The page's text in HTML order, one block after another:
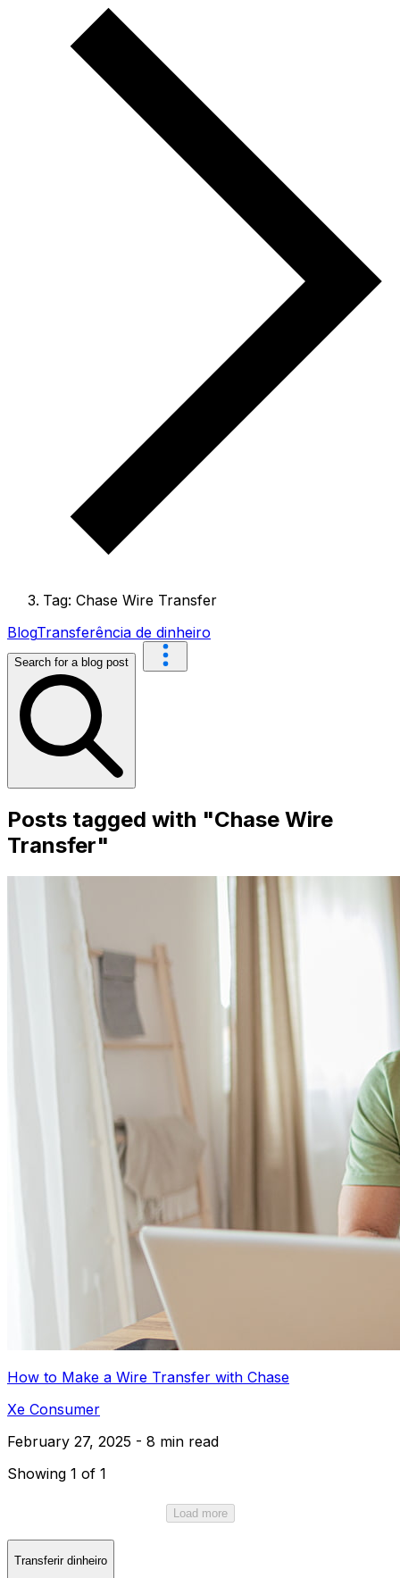
Tag: Chase Wire Transfer
BlogTransferência de dinheiro
Search for a blog post
Posts tagged with "Chase Wire
Transfer"
How to Make a Wire Transfer with Chase
Xe Consumer
February 27, 2025 - 8 min read
Showing 1 of 1
Load more
Transferir dinheiro